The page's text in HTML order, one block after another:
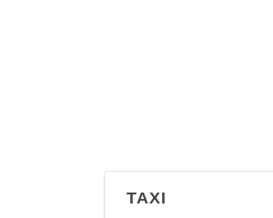
TAXI